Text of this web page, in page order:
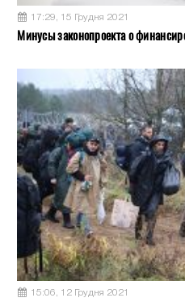
17:29, 15 Грудня 2021
Минусы законопроекта о
15:06, 12 Грудня 2021